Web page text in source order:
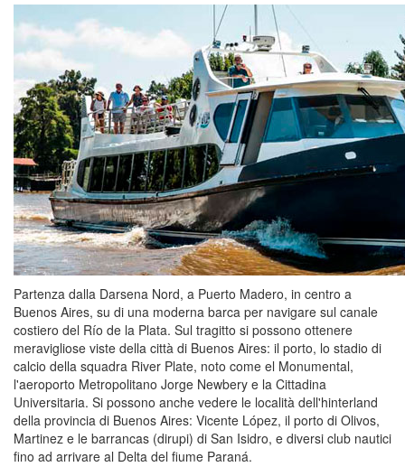
Partenza dalla Darsena Nord, a Puerto Madero, in centro a
Buenos Aires, su di una moderna barca per navigare sul canale
costiero del Río de la Plata. Sul tragitto si possono ottenere
meravigliose viste della città di Buenos Aires: il porto, lo stadio di
calcio della squadra River Plate, noto come el Monumental,
l'aeroporto Metropolitano Jorge Newbery e la Cittadina
Universitaria. Si possono anche vedere le località dell'hinterland
della provincia di Buenos Aires: Vicente López, il porto di Olivos,
Martinez e le barrancas (dirupi) di San Isidro, e diversi club nautici
fino ad arrivare al Delta del fiume Paraná.